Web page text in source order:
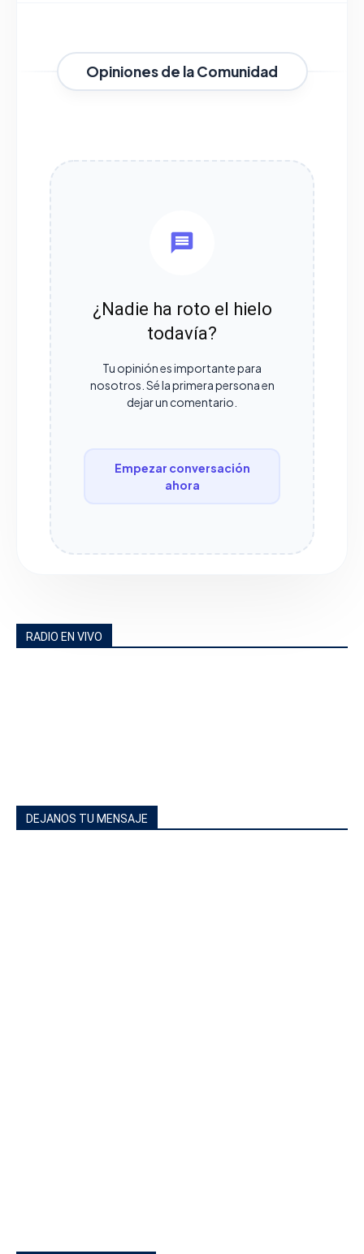
Opiniones de la Comunidad
¿Nadie ha roto el hielo
todavía?
Tu opinión es importante para
nosotros. Sé la primera persona en
dejar un comentario.
Empezar conversación
ahora
RADIO EN VIVO
DEJANOS TU MENSAJE